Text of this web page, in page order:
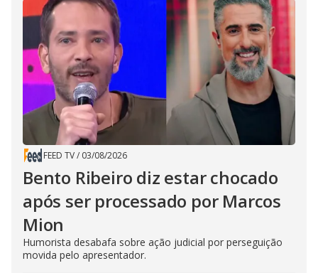
FEED TV/ 03/08/2026
Bento Ribeiro diz estar chocado
após ser processado por Marcos
Mion
Humorista desabafa sobre ação judicial por perseguição
movida pelo apresentador.